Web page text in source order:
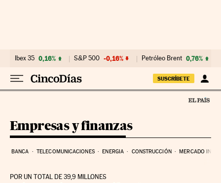
Ibex 35 0,16% S&P 500 -0,16% Petróleo Brent 0,76%
SUSCRÍBETE
Empresas y finanzas
BANCA TELECOMUNICACIONES ENERGIA CONSTRUCCIÓN MERCADO
POR UN TOTAL DE 39,9 MILLONES